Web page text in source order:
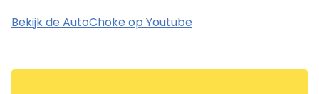
Bekijk de AutoChoke op Youtube